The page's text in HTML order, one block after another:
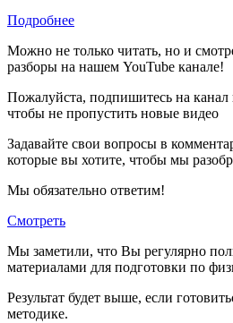
Подробнее
Можно не только читать, но и
разборы на нашем YouTube канале!
Пожалуйста, подпишитесь на канал
чтобы не пропустить новые видео
Задавайте свои вопросы в
которые вы хотите, чтобы мы
Мы обязательно ответим!
Смотреть
Мы заметили, что Вы регулярно
материалами для подготовки по
Результат будет выше, если
методике.